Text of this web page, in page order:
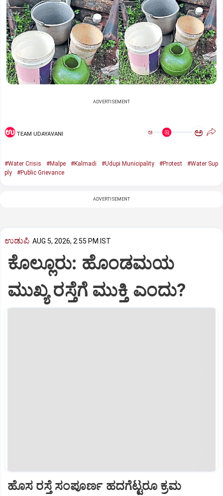
ADVERTISEMENT
TEAM UDAYAVANI ಅ ಅ
#Water Crisis #Malpe #Kalmadi #Udupi Municipality #Protest
#Water Sup
ply
#Public Grievance
ADVERTISEMENT
ಉಡುಪಿ AUG 5, 2026, 2:55 PM IST
ಕೊಲ್ಲೂರು: ಹೊಂಡಮಯ
ಮುಖ್ಯ ರಸ್ತೆಗೆ ಮುಕ್ತಿ ಎಂದು?
ಹೊಸ ರಸ್ತೆ ಸಂಪೂರ್ಣ ಹದಗೆಟ್ಟರೂ ಕ್ರಮ